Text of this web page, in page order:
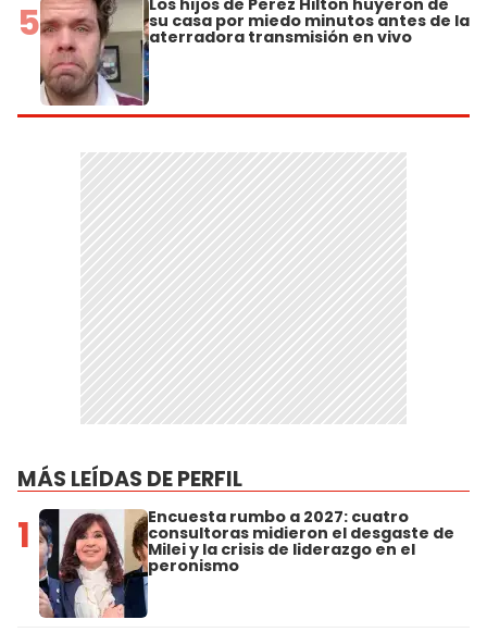
5 Los hijos de Perez Hilton huyeron de
su casa por miedo minutos antes de la
aterradora transmisión en vivo
MÁS LEÍDAS DE PERFIL
1 Encuesta rumbo a 2027: cuatro
consultoras midieron el desgaste de
Milei y la crisis de liderazgo en el
peronismo